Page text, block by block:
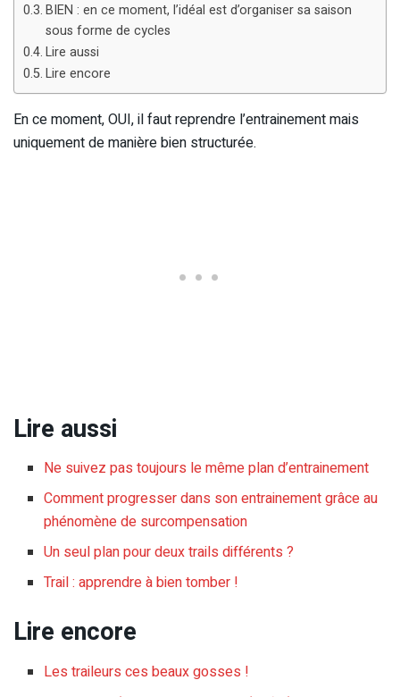
BIEN : en ce moment, l’idéal est d’organiser sa saison
sous forme de cycles
Lire aussi
Lire encore
En ce moment, OUI, il faut reprendre l’entrainement mais
uniquement de manière bien structurée.
Lire aussi
Ne suivez pas toujours le même plan d’entrainement
Comment progresser dans son entrainement grâce au
phénomène de surcompensation
Un seul plan pour deux trails différents ?
Trail : apprendre à bien tomber !
Lire encore
Les traileurs ces beaux gosses !